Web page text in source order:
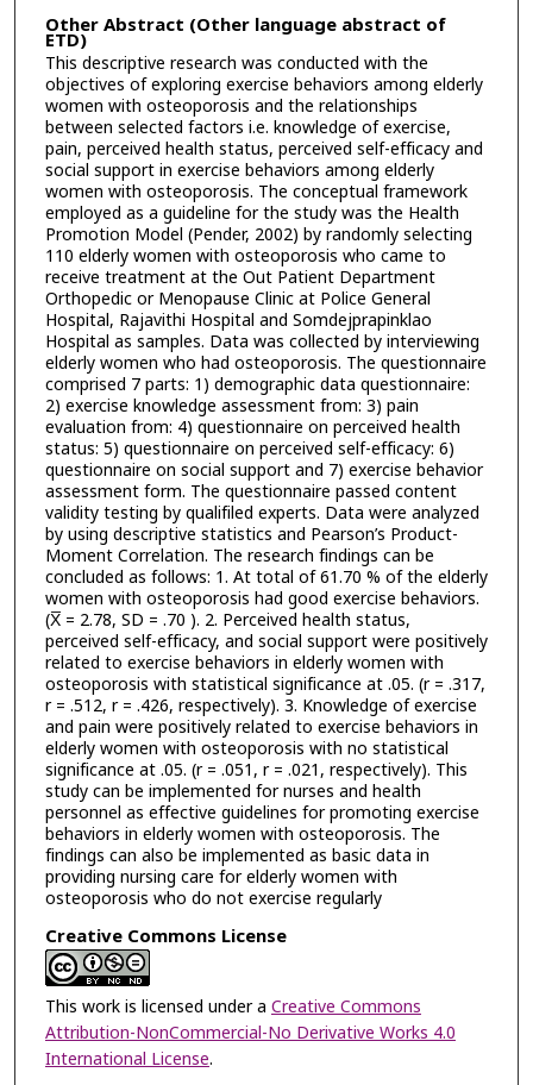
Other Abstract (Other language abstract of
ETD)
This descriptive research was conducted with the
objectives of exploring exercise behaviors among elderly
women with osteoporosis and the relationships
between selected factors i.e. knowledge of exercise,
pain, perceived health status, perceived self-efficacy and
social support in exercise behaviors among elderly
women with osteoporosis. The conceptual framework
employed as a guideline for the study was the Health
Promotion Model (Pender, 2002) by randomly selecting
110 elderly women with osteoporosis who came to
receive treatment at the Out Patient Department
Orthopedic or Menopause Clinic at Police General
Hospital, Rajavithi Hospital and Somdejprapinklao
Hospital as samples. Data was collected by interviewing
elderly women who had osteoporosis. The questionnaire
comprised 7 parts: 1) demographic data questionnaire:
2) exercise knowledge assessment from: 3) pain
evaluation from: 4) questionnaire on perceived health
status: 5) questionnaire on perceived self-efficacy: 6)
questionnaire on social support and 7) exercise behavior
assessment form. The questionnaire passed content
validity testing by qualifiled experts. Data were analyzed
by using descriptive statistics and Pearson’s Product-
Moment Correlation. The research findings can be
concluded as follows: 1. At total of 61.70 % of the elderly
women with osteoporosis had good exercise behaviors.
(X̅ = 2.78, SD = .70 ). 2. Perceived health status,
perceived self-efficacy, and social support were positively
related to exercise behaviors in elderly women with
osteoporosis with statistical significance at .05. (r = .317,
r = .512, r = .426, respectively). 3. Knowledge of exercise
and pain were positively related to exercise behaviors in
elderly women with osteoporosis with no statistical
significance at .05. (r = .051, r = .021, respectively). This
study can be implemented for nurses and health
personnel as effective guidelines for promoting exercise
behaviors in elderly women with osteoporosis. The
findings can also be implemented as basic data in
providing nursing care for elderly women with
osteoporosis who do not exercise regularly
Creative Commons License
This work is licensed under a Creative Commons
Attribution-NonCommercial-No Derivative Works 4.0
International License.